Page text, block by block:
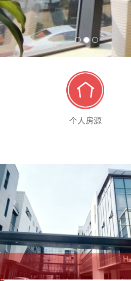
1 2 3
个人房源